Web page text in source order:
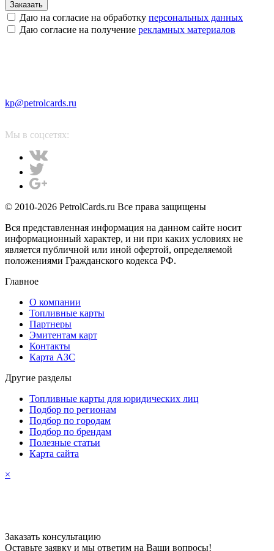
Заказать
Даю на согласие на обработку персональных данных
Даю согласие на получение рекламных материалов
kp@petrolcards.ru
Мы в соцсетях:
© 2010-2026 PetrolCards.ru Все права защищены
Вся представленная информация на данном сайте носит
информационный характер, и ни при каких условиях не
является публичной или иной офертой, определяемой
положениями Гражданского кодекса РФ.
Главное
О компании
Топливные карты
Партнеры
Эмитентам карт
Контакты
Карта АЗС
Другие разделы
Топливные карты для юридических лиц
Подбор по регионам
Подбор по городам
Подбор по брендам
Полезные статьи
Карта сайта
×
Заказать консультацию
Оставьте заявку и мы ответим на Ваши вопросы!